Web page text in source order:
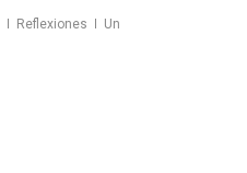
Reflexiones Un